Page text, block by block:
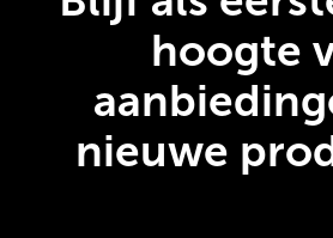
hoogte
nieuwe